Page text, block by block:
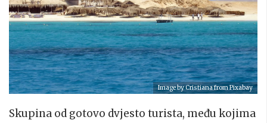
Image byCristianafromPixabay
Skupina od gotovo dvjesto turista, među kojima